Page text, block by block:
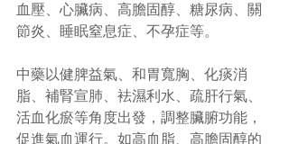
血壓、心臟病、高膽固醇、糖尿病、關
節炎、睡眠窒息症、不孕症等。
中藥以健脾益氣、和胃寬胸、化痰消
脂、補腎宣肺、袪濕利水、疏肝行氣、
活血化瘀等角度出發，調整臟腑功能，
促進氣血運行。如高血脂、高膽固醇的